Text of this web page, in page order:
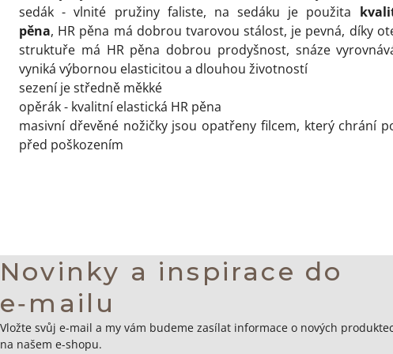
sedák - vlnité pružiny faliste, na sedáku je použita
pěna, HR pěna má dobrou tvarovou stálost, je pevná, díky
struktuře má HR pěna dobrou prodyšnost, snáze
vyniká výbornou elasticitou a dlouhou životností
sezení je středně měkké
opěrák - kvalitní elastická HR pěna
masivní dřevěné nožičky jsou opatřeny filcem, který chrání
před poškozením
Zápatí
Novinky a inspirace do
e‑mailu
Vložte svůj e-mail a my vám budeme zasílat informace o nových
na našem e-shopu.